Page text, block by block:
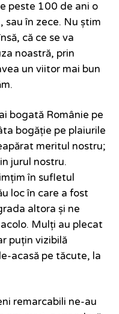
peste 100 de ani o
sau în zece. Nu știm
că ce se va
noastră, prin
un viitor mai bun
bogată Românie pe
bogăție pe plaiurile
meritul nostru;
jurul nostru.
în sufletul
loc în care a fost
altora și ne
Mulți au plecat
puțin vizibilă
acasă pe tăcute, la
remarcabili ne-au